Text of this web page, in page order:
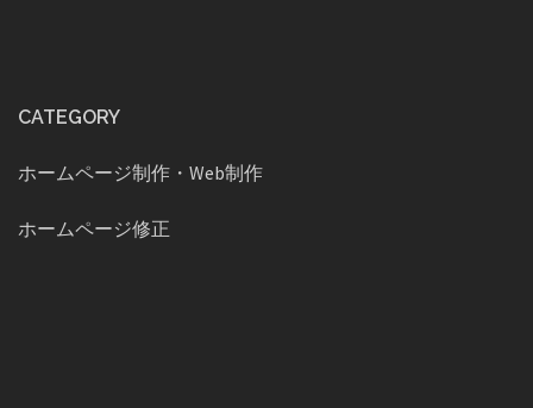
CATEGORY
ホームページ制作・Web制作
ホームページ修正